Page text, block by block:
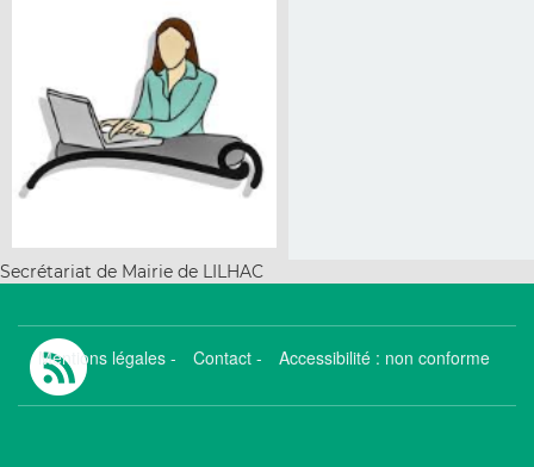
Secrétariat de Mairie de LILHAC
Mentions légales - Contact - Accessibilité : non conforme